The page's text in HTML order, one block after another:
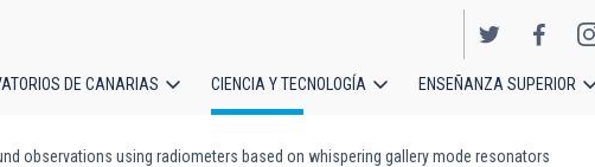
DE CANARIAS CIENCIA Y TECNOLOGÍA ENSEÑANZA SUPERIOR
observations using radiometers based on whispering gallery mode resonators